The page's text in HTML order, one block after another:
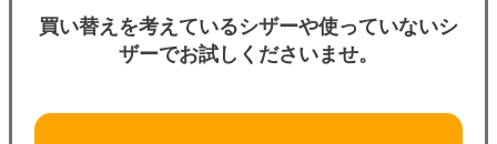
買い替えを考えているシザーや使っていないシ
ザーでお試しくださいませ。